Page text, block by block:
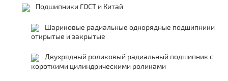
Подшипники ГОСТ и Китай
Шариковые радиальные однорядные подшипники
открытые и закрытые
Двухрядный роликовый радиальный подшипник с
короткими цилиндрическими роликами